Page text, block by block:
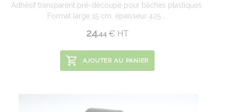
Adhésif transparent pré-découpé pour bâches plastiques.
Format large 15 cm, épaisseur 425 ...
24.44 €HT
AJOUTER AU PANIER